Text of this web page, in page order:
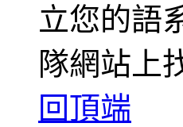
立您的語
隊網站上
回頂端